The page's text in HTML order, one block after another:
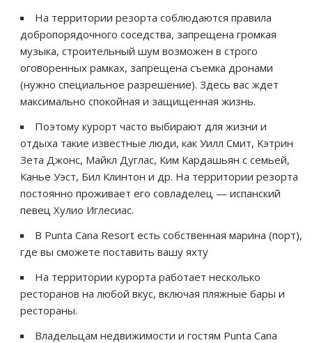
На территории резорта соблюдаются правила
добропорядочного соседства, запрещена громкая
музыка, строительный шум возможен в строго
оговоренных рамках, запрещена съемка дронами
(нужно специальное разрешение). Здесь вас ждет
максимально спокойная и защищенная жизнь.
Поэтому курорт часто выбирают для жизни и
отдыха такие известные люди, как Уилл Смит, Кэтрин
Зета Джонс, Майкл Дуглас, Ким Кардашьян с семьей,
Канье Уэст, Бил Клинтон и др. На территории резорта
постоянно проживает его совладелец — испанский
певец Хулио Иглесиас.
В Punta Cana Resort есть собственная марина (порт),
где вы сможете поставить вашу яхту
На территории курорта работает несколько
ресторанов на любой вкус, включая пляжные бары и
рестораны.
Владельцам недвижимости и гостям Punta Cana